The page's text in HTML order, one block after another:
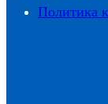
Политика